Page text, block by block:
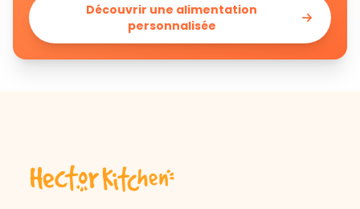
Découvrir une alimentation
personnalisée